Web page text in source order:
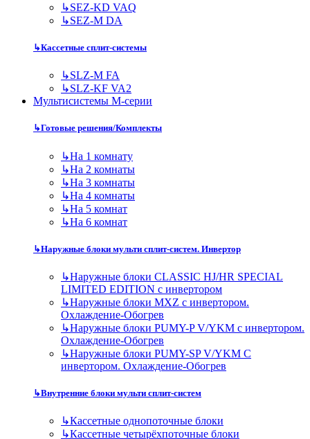
↳SEZ-KD VAQ
↳SEZ-M DA
↳Кассетные сплит-системы
↳SLZ-M FA
↳SLZ-KF VA2
Мультисистемы M-серии
↳Готовые решения/Комплекты
↳На 1 комнату
↳На 2 комнаты
↳На 3 комнаты
↳На 4 комнаты
↳На 5 комнат
↳На 6 комнат
↳Наружные блоки мульти сплит-систем. Инвертор
↳Наружные блоки CLASSIC HJ/HR SPECIAL
LIMITED EDITION с инвертором
↳Наружные блоки MXZ с инвертором.
Охлаждение-Обогрев
↳Наружные блоки PUMY-P V/YKM с инвертором.
Охлаждение-Обогрев
↳Наружные блоки PUMY-SP V/YKM С
инвертором. Охлаждение-Обогрев
↳Внутренние блоки мульти сплит-систем
↳Кассетные однопоточные блоки
↳Кассетные четырёхпоточные блоки